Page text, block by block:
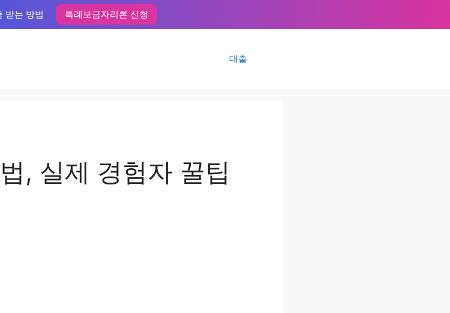
받는 방법 특례보금자리론 신청
대출
, 실제 경험자 꿀팁